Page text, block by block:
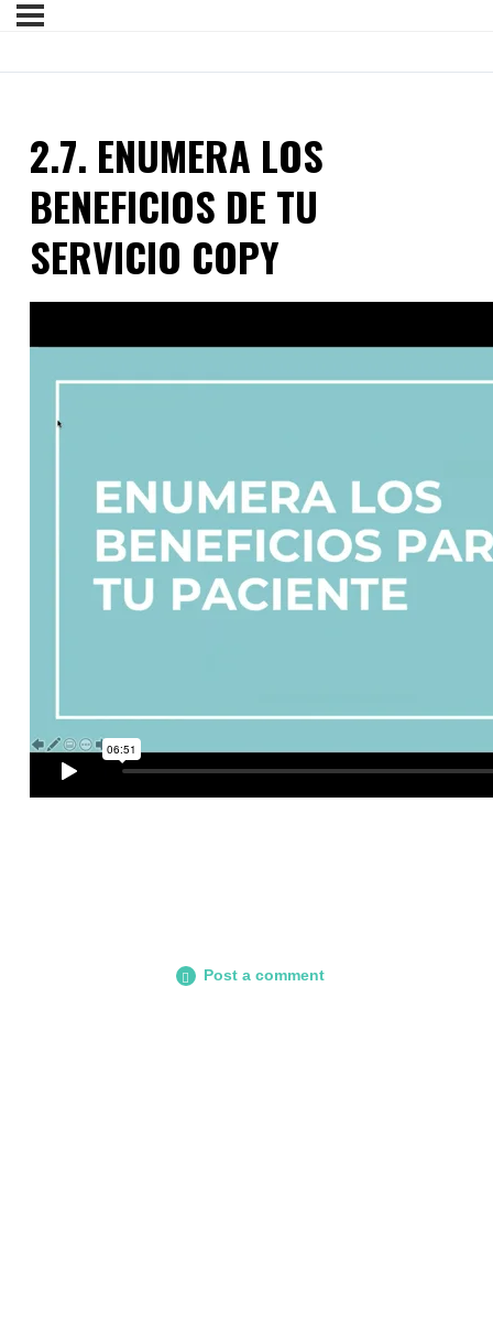
2.7. ENUMERA LOS
BENEFICIOS DE TU
SERVICIO COPY
Post a comment